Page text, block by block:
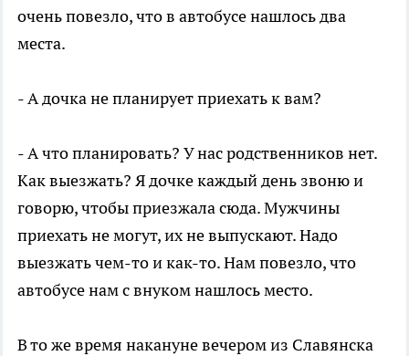
очень повезло, что в автобусе нашлось два
места.
- А дочка не планирует приехать к вам?
- А что планировать? У нас родственников нет.
Как выезжать? Я дочке каждый день звоню и
говорю, чтобы приезжала сюда. Мужчины
приехать не могут, их не выпускают. Надо
выезжать чем-то и как-то. Нам повезло, что
автобусе нам с внуком нашлось место.
В то же время накануне вечером из Славянска